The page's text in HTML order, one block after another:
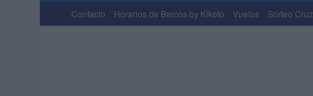
Contacto Horarios de Barcos by Kikoto Vuelos Sorteo